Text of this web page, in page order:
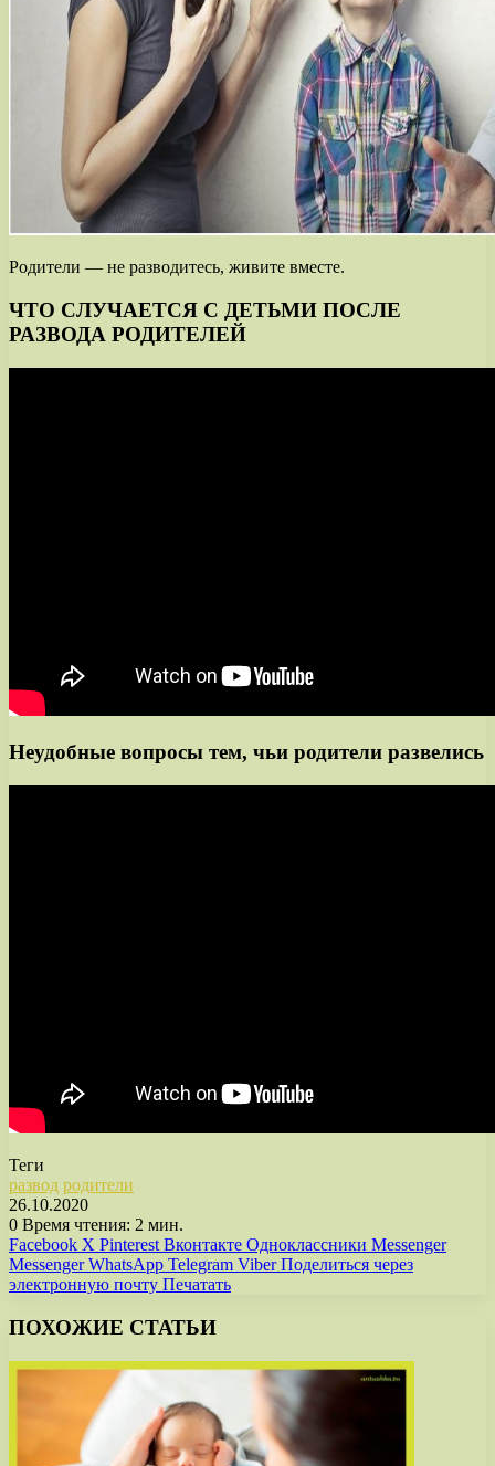
Родители — не разводитесь, живите вместе.
ЧТО СЛУЧАЕТСЯ С ДЕТЬМИ ПОСЛЕ
РАЗВОДА РОДИТЕЛЕЙ
Неудобные вопросы тем, чьи родители развелись
Теги
развод родители
26.10.2020
0 Время чтения: 2 мин.
Facebook X Pinterest Вконтакте Одноклассники Messenger
Messenger WhatsApp Telegram Viber Поделиться через
электронную почту Печатать
ПОХОЖИЕ СТАТЬИ